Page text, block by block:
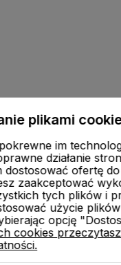
plikami
im
działanie
dostosować ofertę
zaakceptować
tych plików i
użycie
opcję
cookies